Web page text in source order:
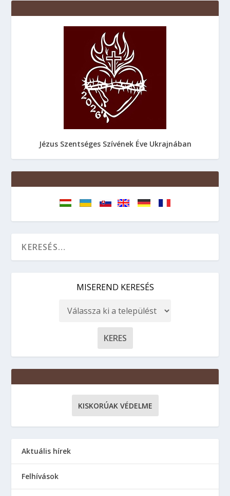
Jézus Szentséges Szívének Éve Ukrajnában
MISEREND KERESÉS
KISKORÚAK VÉDELME
Aktuális hírek
Felhívások